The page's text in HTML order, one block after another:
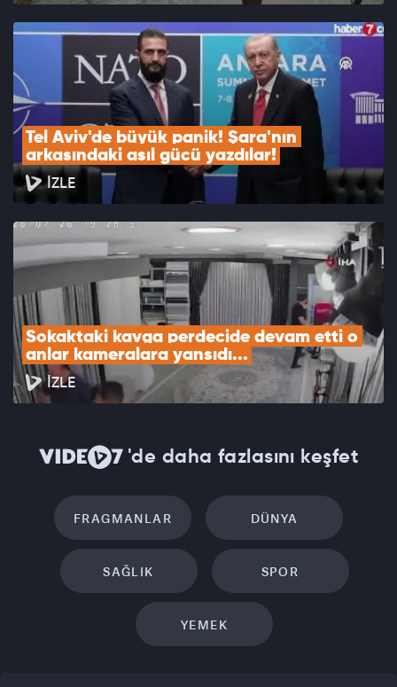
Tel Aviv'de büyük panik! Şara'nın
arkasındaki asıl gücü yazdılar!
İZLE
Sokaktaki kavga perdecide devam etti o
anlar kameralara yansıdı...
İZLE
'de daha fazlasını keşfet
FRAGMANLAR DÜNYA
SAĞLIK SPOR
YEMEK